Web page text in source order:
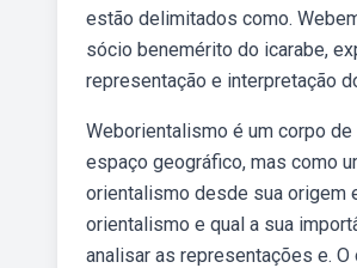
estão delimitados como.
sócio benemérito do icarabe,
representação e interpretação
Weborientalismo é um corpo
espaço geográfico, mas como
orientalismo desde sua origem
orientalismo e qual a sua
analisar as representações e.